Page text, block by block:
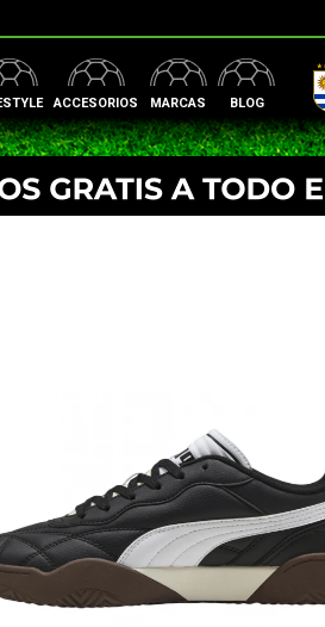
ACCESORIOS MARCAS BLOG
AUF